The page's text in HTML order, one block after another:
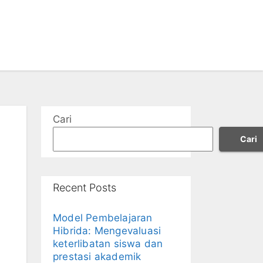
Cari
Cari
Recent Posts
Model Pembelajaran
Hibrida: Mengevaluasi
keterlibatan siswa dan
prestasi akademik